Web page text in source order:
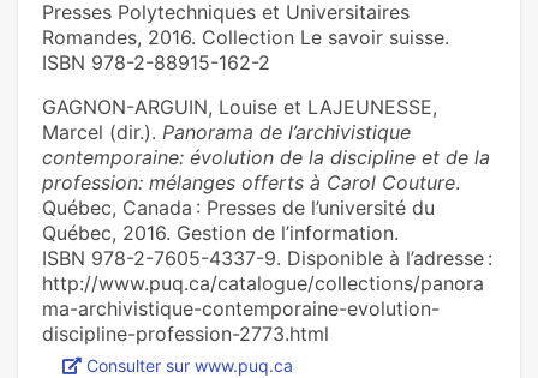
Presses Polytechniques et Universitaires
Romandes, 2016. Collection Le savoir suisse.
ISBN 978-2-88915-162-2
GAGNON-ARGUIN, Louise et LAJEUNESSE,
Marcel (dir.). Panorama de l’archivistique
contemporaine: évolution de la discipline et de la
profession: mélanges offerts à Carol Couture.
Québec, Canada : Presses de l’université du
Québec, 2016. Gestion de l’information.
ISBN 978-2-7605-4337-9. Disponible à l’adresse :
http://www.puq.ca/catalogue/collections/panora
ma-archivistique-contemporaine-evolution-
discipline-profession-2773.html
Consulter sur www.puq.ca